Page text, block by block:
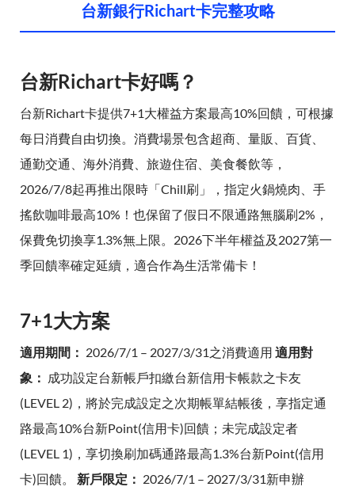
台新銀行Richart卡完整攻略
台新Richart卡好嗎？
台新Richart卡提供7+1大權益方案最高10%回饋，可根據
每日消費自由切換。消費場景包含超商、量販、百貨、
通勤交通、海外消費、旅遊住宿、美食餐飲等，
2026/7/8起再推出限時「Chill刷」，指定火鍋燒肉、手
搖飲咖啡最高10%！也保留了假日不限通路無腦刷2%，
保費免切換享1.3%無上限。2026下半年權益及2027第一
季回饋率確定延續，適合作為生活常備卡！
7+1大方案
適用期間： 2026/7/1 – 2027/3/31之消費適用 適用對
象： 成功設定台新帳戶扣繳台新信用卡帳款之卡友
(LEVEL 2)，將於完成設定之次期帳單結帳後，享指定通
路最高10%台新Point(信用卡)回饋；未完成設定者
(LEVEL 1)，享切換刷加碼通路最高1.3%台新Point(信用
卡)回饋。 新戶限定： 2026/7/1 – 2027/3/31新申辦